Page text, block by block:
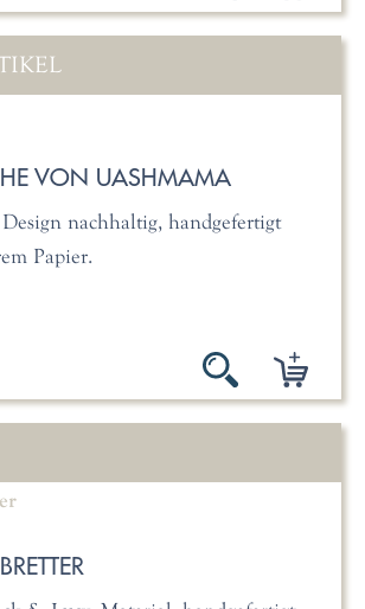
VON UASHMAMA
nachhaltig, handgefertigt
Papier.